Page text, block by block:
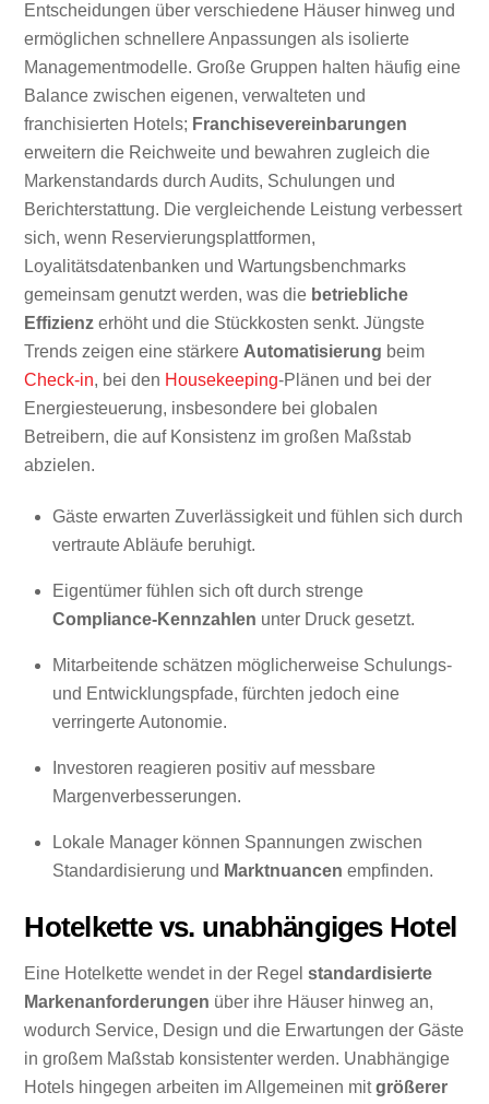
Entscheidungen über verschiedene Häuser hinweg und
ermöglichen schnellere Anpassungen als isolierte
Managementmodelle. Große Gruppen halten häufig eine
Balance zwischen eigenen, verwalteten und
franchisierten Hotels; Franchisevereinbarungen
erweitern die Reichweite und bewahren zugleich die
Markenstandards durch Audits, Schulungen und
Berichterstattung. Die vergleichende Leistung verbessert
sich, wenn Reservierungsplattformen,
Loyalitätsdatenbanken und Wartungsbenchmarks
gemeinsam genutzt werden, was die betriebliche
Effizienz erhöht und die Stückkosten senkt. Jüngste
Trends zeigen eine stärkere Automatisierung beim
Check-in, bei den Housekeeping-Plänen und bei der
Energiesteuerung, insbesondere bei globalen
Betreibern, die auf Konsistenz im großen Maßstab
abzielen.
Gäste erwarten Zuverlässigkeit und fühlen sich durch
vertraute Abläufe beruhigt.
Eigentümer fühlen sich oft durch strenge
Compliance-Kennzahlen unter Druck gesetzt.
Mitarbeitende schätzen möglicherweise Schulungs-
und Entwicklungspfade, fürchten jedoch eine
verringerte Autonomie.
Investoren reagieren positiv auf messbare
Margenverbesserungen.
Lokale Manager können Spannungen zwischen
Standardisierung und Marktnuancen empfinden.
Hotelkette vs. unabhängiges Hotel
Eine Hotelkette wendet in der Regelstandardisierte
Markenanforderungen über ihre Häuser hinweg an,
wodurch Service, Design und die Erwartungen der Gäste
in großem Maßstab konsistenter werden. Unabhängige
Hotels hingegen arbeiten im Allgemeinen mitgrößerer